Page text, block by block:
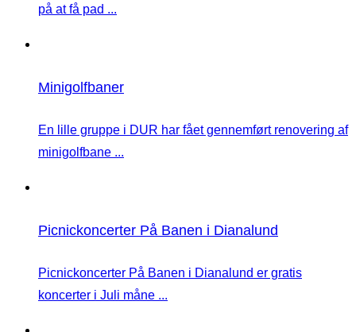
på at få pad ...
Minigolfbaner
En lille gruppe i DUR har fået gennemført renovering af
minigolfbane ...
Picnickoncerter På Banen i Dianalund
Picnickoncerter På Banen i Dianalund er gratis
koncerter i Juli måne ...